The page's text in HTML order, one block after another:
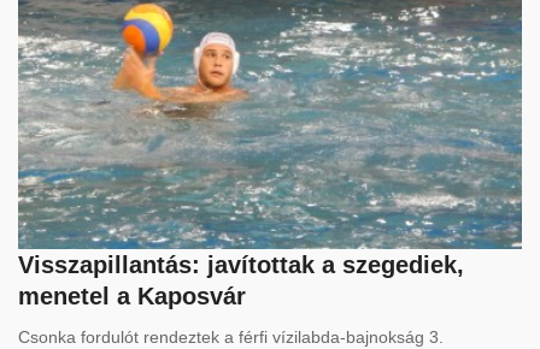
Visszapillantás: javítottak a szegediek,
menetel a Kaposvár
Csonka fordulót rendeztek a férfi vízilabda-bajnokság 3.